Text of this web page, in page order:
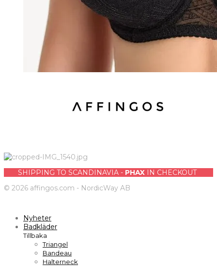
SHIPPING TO SCANDINAVIA - PHAX IN CHECKOUT
© 2026 affingos.com - NordicWay AB
Nyheter
Badkläder
Tillbaka
Triangel
Bandeau
Halterneck